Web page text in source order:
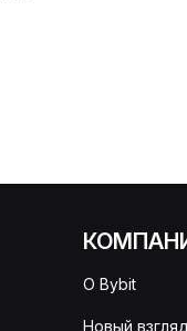
О Bybit
Новый